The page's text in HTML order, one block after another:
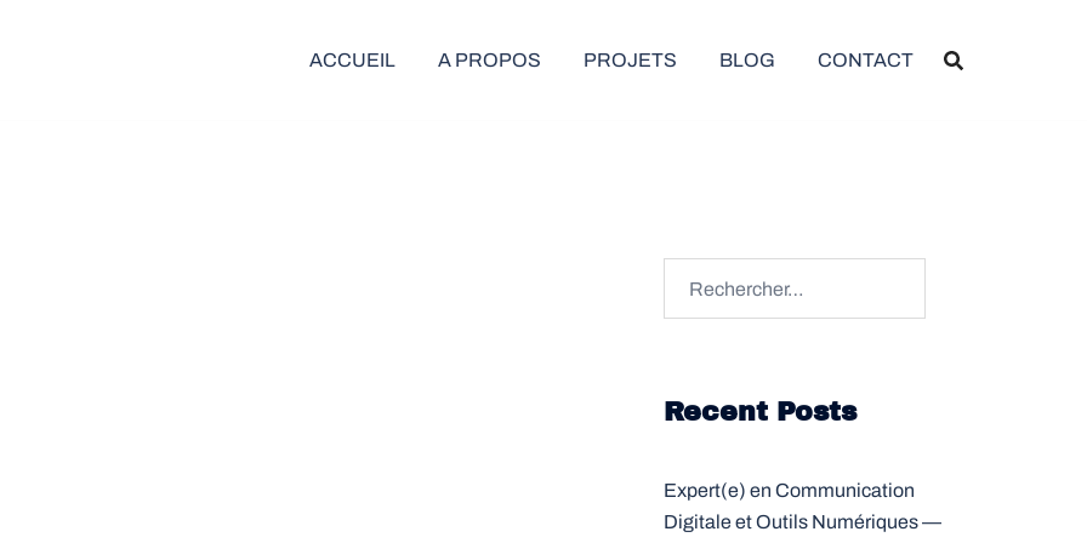
ACCUEIL A PROPOS PROJETS BLOG CONTACT
Recent Posts
Expert(e) en Communication
Digitale et Outils Numériques —